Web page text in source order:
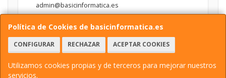
Política de Cookies de basicinformatica.es
CONFIGURAR RECHAZAR ACEPTAR COOKIES
Utilizamos cookies propias y de terceros para mejorar nuestros
servicios.
admin@basicinformatica.es
Horario
L-V: 10:00 a 14:00h y de 17:00 a 20:00h / S: 10:00 a 14:00h